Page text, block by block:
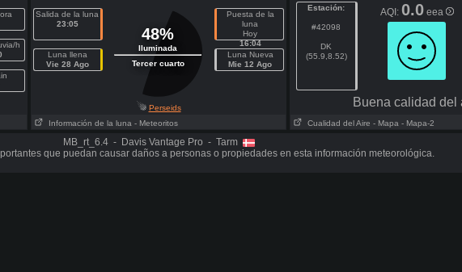
h
Salida de la luna
23:05
Luna llena
Vie 28 Ago
48%
Iluminada
Tercer cuarto
Puesta de la
luna
Hoy
16:04
Luna Nueva
Mie 12 Ago
Perseids
Información de la luna - Meteoritos
Estación:
#42098
DK
(55.9,8.52)
AQI: 0.0 eea
Buena calidad del
Cualidad del Aire - Mapa - Mapa-2
MB_rt_6.4 - Davis Vantage Pro - Tarm
que puedan causar daños a personas o propiedades en esta información meteorológica.